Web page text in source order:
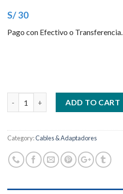
S/ 30
Pago con Efectivo o Transferencia.
ADD TO CART
Category:Cables & Adaptadores